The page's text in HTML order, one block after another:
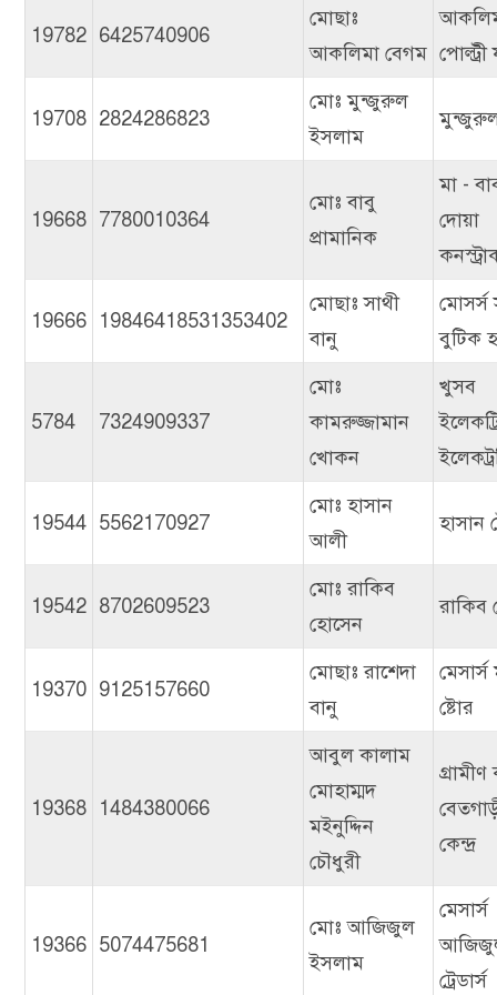
19782 6425740906
মোছাঃ
আকলিমা বেগম পোল্ট্রী
19708 2824286823
মোঃ মুন্জুরুল
ইসলাম
মুন্জুরুল
19668 7780010364
মোঃ বাবু
প্রামানিক
মা -
দোয়া
19666 19846418531353402
মোছাঃ সাথী
বানু
মোসর্স
বুটিক
5784 7324909337
মোঃ
কামরুজ্জামান
খোকন
খুসব
19544 5562170927
মোঃ হাসান
আলী
হাসান
19542 8702609523
মোঃ রাকিব
হোসেন
রাকিব
19370 9125157660
মোছাঃ রাশেদা
বানু
ষ্টোর
19368 1484380066
আবুল কালাম
মোহাম্মদ
মইনুদ্দিন
চৌধুরী
কেন্দ্র
19366 5074475681
মোঃ আজিজুল
ইসলাম
মেসার্স
ট্রেডার্স